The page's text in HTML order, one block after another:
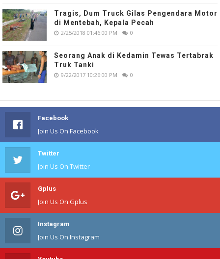
Tragis, Dum Truck Gilas Pengendara Motor
di Mentebah, Kepala Pecah
2/25/2018 01:46:00 PM 0
Seorang Anak di Kedamin Tewas Tertabrak
Truk Tanki
9/22/2017 10:26:00 PM 0
Facebook
Join Us On Facebook
Twitter
Join Us On Twitter
Gplus
Join Us On Gplus
Instagram
Join Us On Instagram